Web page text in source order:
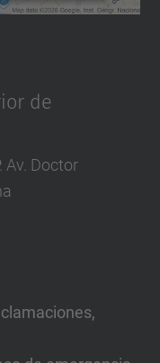
de
Av. Doctor